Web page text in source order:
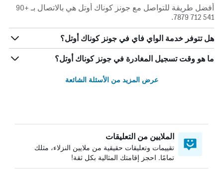
أفضل طريقة للتواصل مع جونز كوناك أوتل هي بالاتصال بـ +90
541 712 7879.
هل تتوفر خدمة الواي فاي في جونز كوناك أوتل؟
ما هو وقت تسجيل المغادرة في جونز كوناك أوتل؟
عرض المزيد من الأسئلة الشائعة
الملايين من التعليقات
تقييمات وتعليقات حقيقية من ملايين النزلاء، مثلك
تمامًا. احجز إقامتك المثالية بكل ثقة!